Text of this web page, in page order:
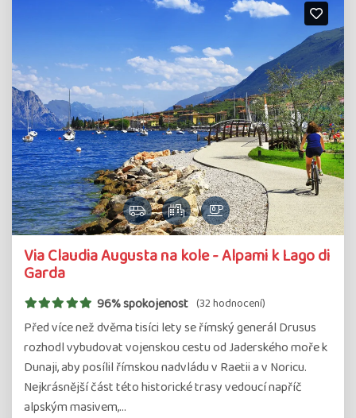
Via Claudia Augusta na kole - Alpami k Lago di
Garda
96% spokojenost (32 hodnocení)
Před více než dvěma tisíci lety se římský generál Drusus
rozhodl vybudovat vojenskou cestu od Jaderského moře k
Dunaji, aby posílil římskou nadvládu v Raetii a v Noricu.
Nejkrásnější část této historické trasy vedoucí napříč
alpským masivem,…